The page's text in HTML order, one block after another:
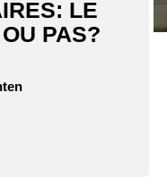
LE
PAS?